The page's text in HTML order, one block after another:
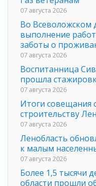
07 августа 2026
Во Всеволожском
выполнение
заботы о
07 августа 2026
Воспитанница
прошла
07 августа 2026
Итоги совещания
строительству
07 августа 2026
Ленобласть
к малым
07 августа 2026
Более 1,5 тысячи
области прошли